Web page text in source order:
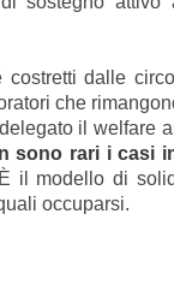
dalle
che
il welfare
sono rari i casi
il modello di
occuparsi.